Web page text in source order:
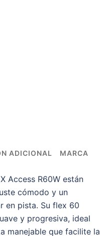
ADICIONAL MARCA
Access R60W están
cómodo y un
en pista. Su flex 60
y progresiva, ideal
manejable que facilite la